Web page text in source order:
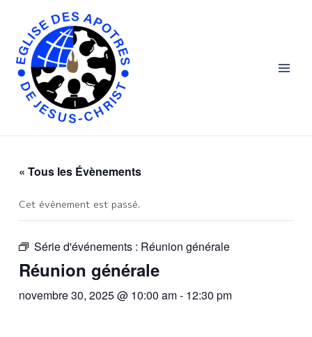
content
« Tous les Évènements
Cet évènement est passé.
Série d'événements : Réunion générale
Réunion générale
novembre 30, 2025 @ 10:00 am- 12:30 pm